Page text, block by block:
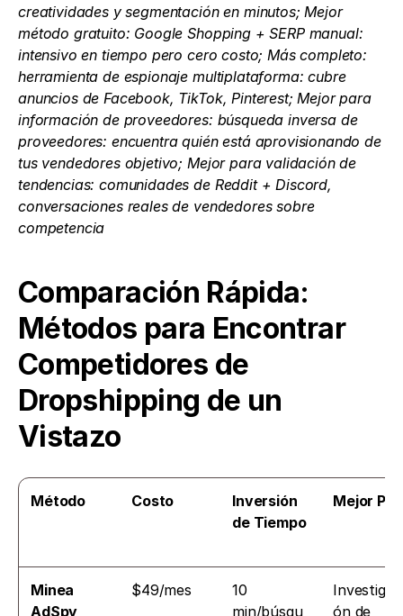
creatividades y segmentación en minutos; Mejor
método gratuito: Google Shopping + SERP manual:
intensivo en tiempo pero cero costo; Más completo:
herramienta de espionaje multiplataforma: cubre
anuncios de Facebook, TikTok, Pinterest; Mejor para
información de proveedores: búsqueda inversa de
proveedores: encuentra quién está aprovisionando de
tus vendedores objetivo; Mejor para validación de
tendencias: comunidades de Reddit + Discord,
conversaciones reales de vendedores sobre
competencia
Comparación Rápida:
Métodos para Encontrar
Competidores de
Dropshipping de un
Vistazo
Método Costo
Inversión
de Tiempo
Mejor
Minea
AdSpy
$49/mes
10
min/búsqu
ón de